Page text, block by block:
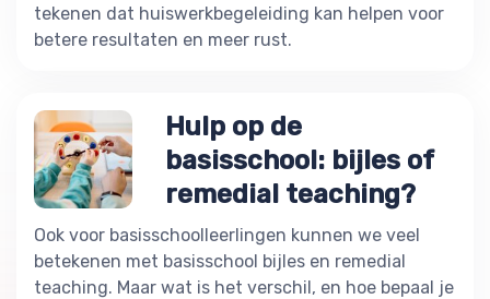
tekenen dat huiswerkbegeleiding kan helpen voor
betere resultaten en meer rust.
Hulp op de
basisschool: bijles of
remedial teaching?
Ook voor basisschoolleerlingen kunnen we veel
betekenen met basisschool bijles en remedial
teaching. Maar wat is het verschil, en hoe bepaal je